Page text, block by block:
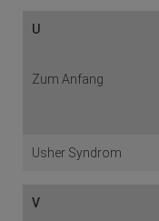
U
Zum Anfang
Usher Syndrom
V